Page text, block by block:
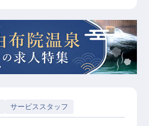
サービススタッフ